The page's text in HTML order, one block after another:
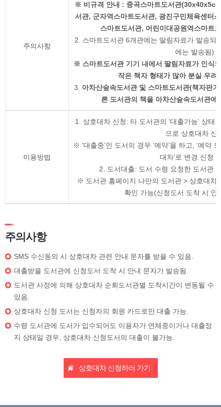
주의사항
※ 비규격 안내 : 중곡스마트도서관
서관, 군자역스마트도서관, 광진구민체육센터
스마트도서관, 어린이대공원역스마트
2. 스마트도서관 6개관에는 딸림자료가 발송되
에는 발송됨)
※ 스마트도서관 기기 내에서 딸림자료가 인식
작은 책자 형태가 많아 분실 우려
3. 아차산숲속도서관 및 스마트도서관(책자판
른 도서관의 책을 아차산숲속도서관에
이용방법
1. 상호대차 신청: 타 도서관의 ‘대출가능’ 상태
으로 상호대차 신
※ ‘대출중’인 도서의 경우 ‘예약’을 하고, ‘예약
대차’로 변경 신청
2. 도서대출: 도서 수령 요청한 도서관
※ 도서관 홈페이지 나만의 도서관 > 상호대차
확인 가능(신청도서 도착 시 안
주의사항
SMS 수신동의 시 상호대차 관련 안내 문자를 받을 수 있음.
대출받을 도서관에 신청도서 도착 시 안내 문자가 발송됨.
도서관 사정에 의해 상호대차 순회도서관별 도착시간이 변동될 수
있음.
상호대차 신청 도서는 신청자의 회원 카드로만 대출 가능.
수령 도서관에 도서가 입수되어도 이용자가 연체중이거나 대출정
지 상태일 경우, 상호대차 신청도서의 대출이 불가능.
상호대차 신청하러 가기